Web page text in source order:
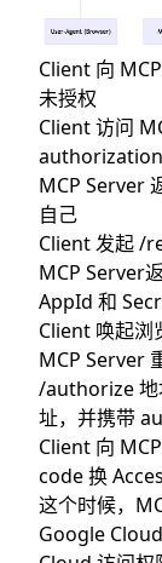
Client 向
未授权
Client 访问
MCP Server
自己
Client 发起 /
MCP Server
AppId 和
Client 唤起浏
MCP Server
/authorize 地
址，并携带
Client 向
code 换
这个时候，
Google